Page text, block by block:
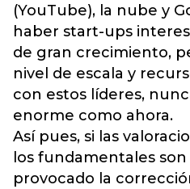
(YouTube), la nube y
haber start-ups
de gran crecimiento,
nivel de escala y
con estos líderes,
enorme como ahora.
Así pues, si las
los fundamentales
provocado la